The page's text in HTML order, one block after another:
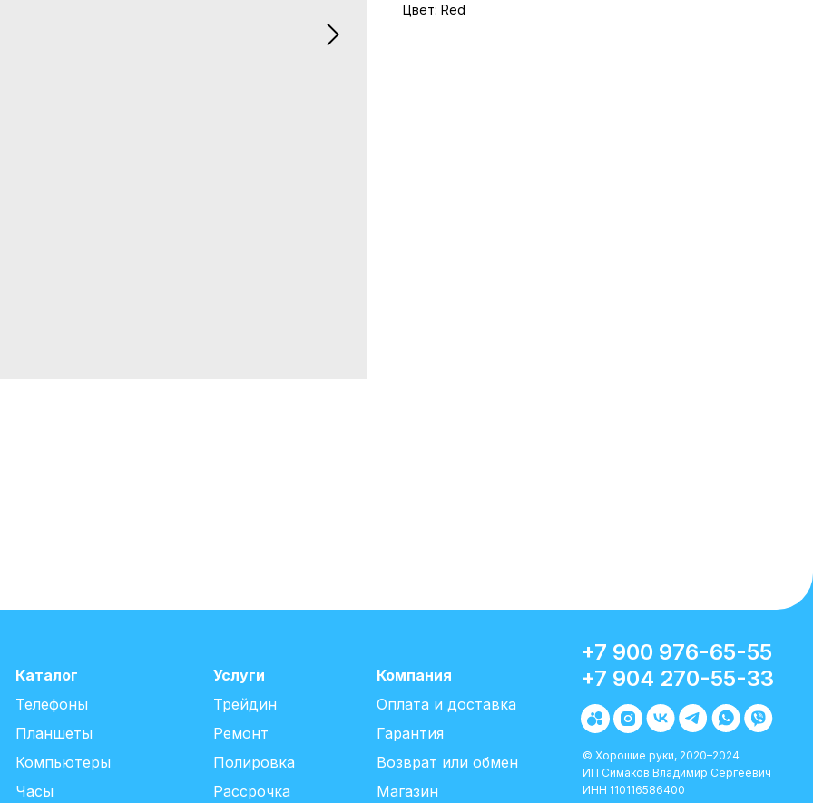
Цвет: Red
Каталог
Услуги
Телефоны
Трейдин
Планшеты
Ремонт
Компьютеры
Полировка
Часы
Рассрочка Магазин
Компания +7 904 270-55-33
© Хорошие руки, 2020–2024
ИП Симаков Владимир Сергеевич
ИНН 110116586400
Оплата и доставка
Возврат или обмен
Гарантия
+7 900 976-65-55